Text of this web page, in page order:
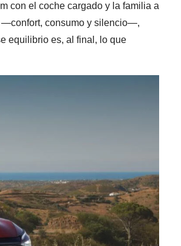
con el coche cargado y la familia a
—confort, consumo y silencio—,
equilibrio es, al final, lo que